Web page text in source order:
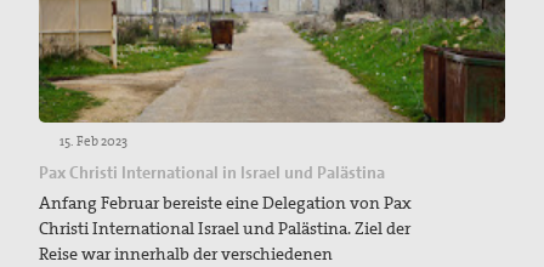
15. Feb 2023
Pax Christi International in Israel und Palästina
Anfang Februar bereiste eine Delegation von Pax
Christi International Israel und Palästina. Ziel der
Reise war innerhalb der verschiedenen